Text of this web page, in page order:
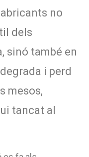
no
dels
sinó també en
i perd
mesos,
tancat al